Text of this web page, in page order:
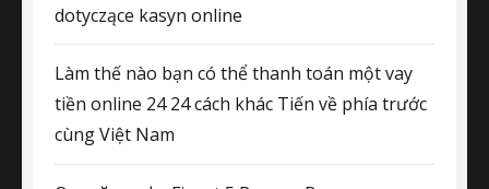
dotyczące kasyn online
Làm thế nào bạn có thể thanh toán một vay
tiền online 24 24 cách khác Tiến về phía trước
cùng Việt Nam